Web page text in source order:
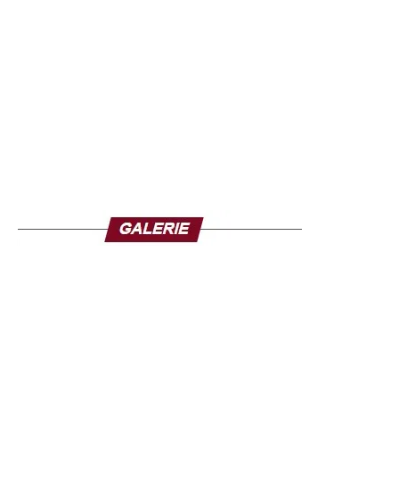
Le président du Conseil électoral provisoire, Jacques
Desrosiers, a indiqué que de nouveaux centres